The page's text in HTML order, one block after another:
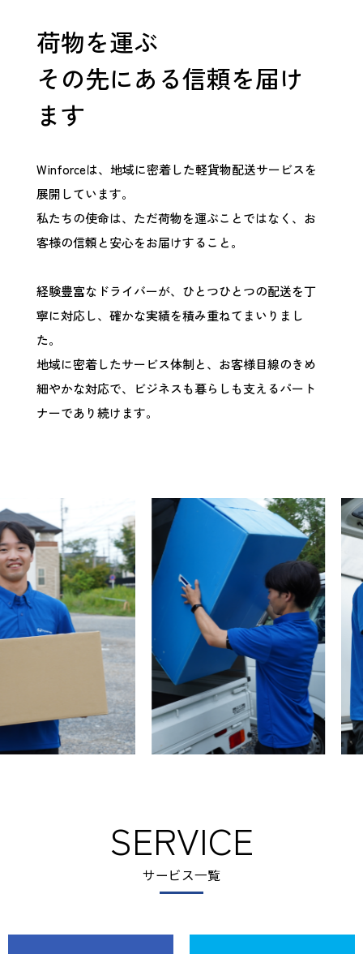
荷物を運ぶ
その先にある信頼を届け
ます
Winforceは、地域に密着した軽貨物配送サービスを
展開しています。
私たちの使命は、ただ荷物を運ぶことではなく、お
客様の信頼と安心をお届けすること。
経験豊富なドライバーが、ひとつひとつの配送を丁
寧に対応し、確かな実績を積み重ねてまいりまし
た。
地域に密着したサービス体制と、お客様目線のきめ
細やかな対応で、ビジネスも暮らしも支えるパート
ナーであり続けます。
SERVICE
サービス一覧